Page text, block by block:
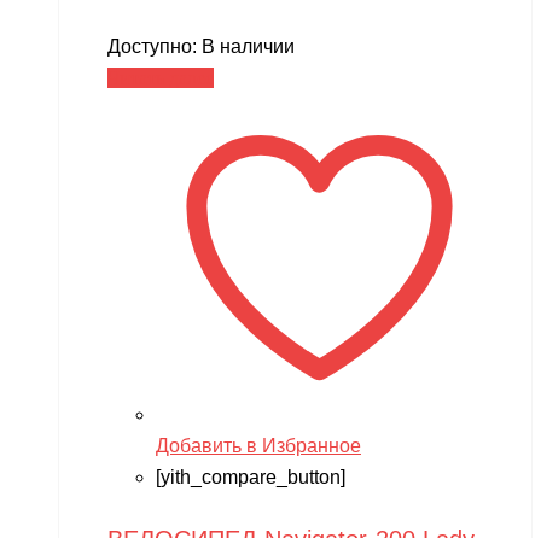
Доступно: В наличии
Добавить в Избранное
[yith_compare_button]